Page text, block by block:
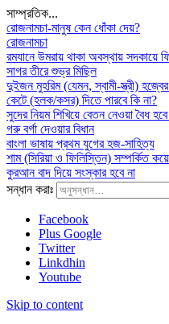
সাম্প্রতিক...
রোজনামচা-মানুষ কেন ধোঁকা দেয়?
রোজনামচা
রমযানে উমরায় থাকা অবস্থায় সদকায়ে
সাগর তীরে শুভ্র মিছিল
দুইজন মুহরিম (যেমন, স্বামী-স্ত্রী)
কেটে (হলক/কসর) দিতে পারবে কি না?
সুদের নিয়ম শিখিয়ে বেতন নেওয়া বৈধ
গরু বর্গা দেওয়ার বিধান
বাংলা ভাষায় প্রথম যুগের হজ-সাহিত্য
শাম (সিরিয়া ও ফিলিস্তিন) সম্পর্কিত
কুরআন বাদ দিয়ে সংস্কার হবে না
সন্ধান করাঃ
Facebook
Plus Google
Twitter
Linkdhin
Youtube
Skip to content